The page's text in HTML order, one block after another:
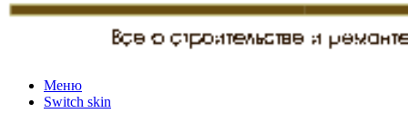
Меню
Switch skin